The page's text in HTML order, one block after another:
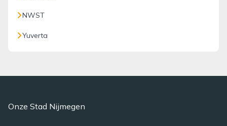
NWST
Yuverta
Onze Stad Nijmegen